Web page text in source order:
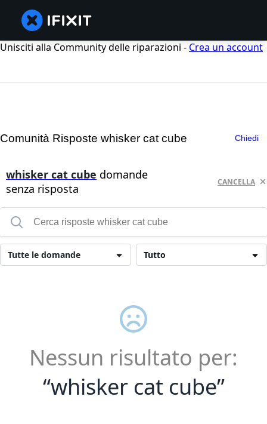
Unisciti alla Community delle riparazioni - Crea un account
Comunità Risposte whisker cat cube Chiedi
whisker cat cube domande
senza risposta
CANCELLA
Tutto
Tutte le domande
Nessun risultato per:
“whisker cat cube”